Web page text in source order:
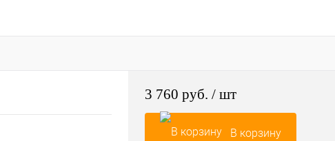
3 760 руб. / шт
В корзину